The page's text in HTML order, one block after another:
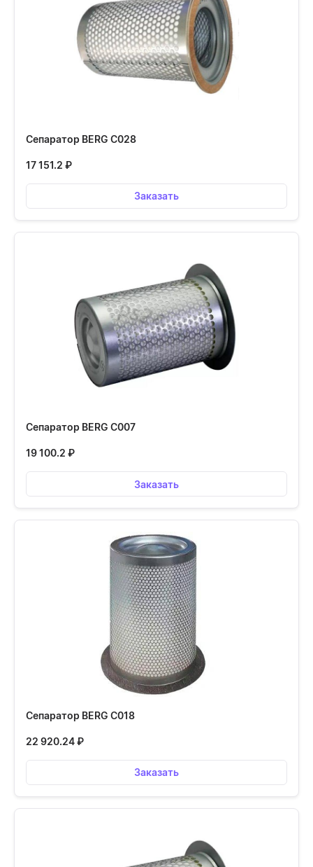
Сепаратор BERG С028
17 151.2 ₽
Заказать
Сепаратор BERG С007
19 100.2 ₽
Заказать
Сепаратор BERG С018
22 920.24₽
Заказать